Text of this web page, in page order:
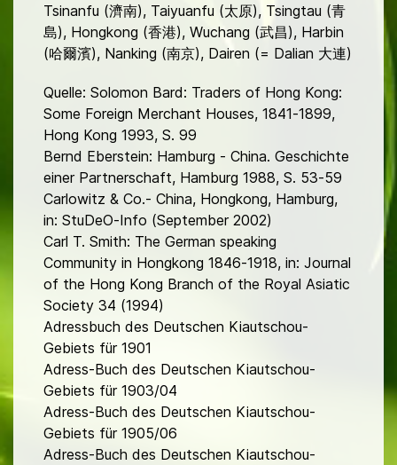
Tsinanfu (濟南), Taiyuanfu (太原), Tsingtau (青
島), Hongkong (香港), Wuchang (武昌), Harbin
(哈爾濱), Nanking (南京), Dairen (= Dalian 大連)
Quelle: Solomon Bard: Traders of Hong Kong:
Some Foreign Merchant Houses, 1841-1899,
Hong Kong 1993, S. 99
Bernd Eberstein: Hamburg - China. Geschichte
einer Partnerschaft, Hamburg 1988, S. 53-59
Carlowitz & Co.- China, Hongkong, Hamburg,
in: StuDeO-Info (September 2002)
Carl T. Smith: The German speaking
Community in Hongkong 1846-1918, in: Journal
of the Hong Kong Branch of the Royal Asiatic
Society 34 (1994)
Adressbuch des Deutschen Kiautschou-
Gebiets für 1901
Adress-Buch des Deutschen Kiautschou-
Gebiets für 1903/04
Adress-Buch des Deutschen Kiautschou-
Gebiets für 1905/06
Adress-Buch des Deutschen Kiautschou-